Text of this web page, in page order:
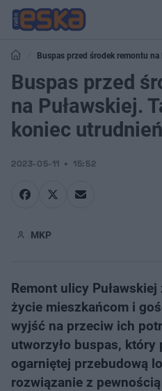
Buspas przed środek remontu
utrudnień?
Buspas przed
na Puławskiej.
koniec
2023-05-11 15:52
MKP
Remont ulicy
życie mieszkańcom i
wyjść na przeciw ich
utworzyło buspas,
ogarniętej przebudową
rozwiązanie z